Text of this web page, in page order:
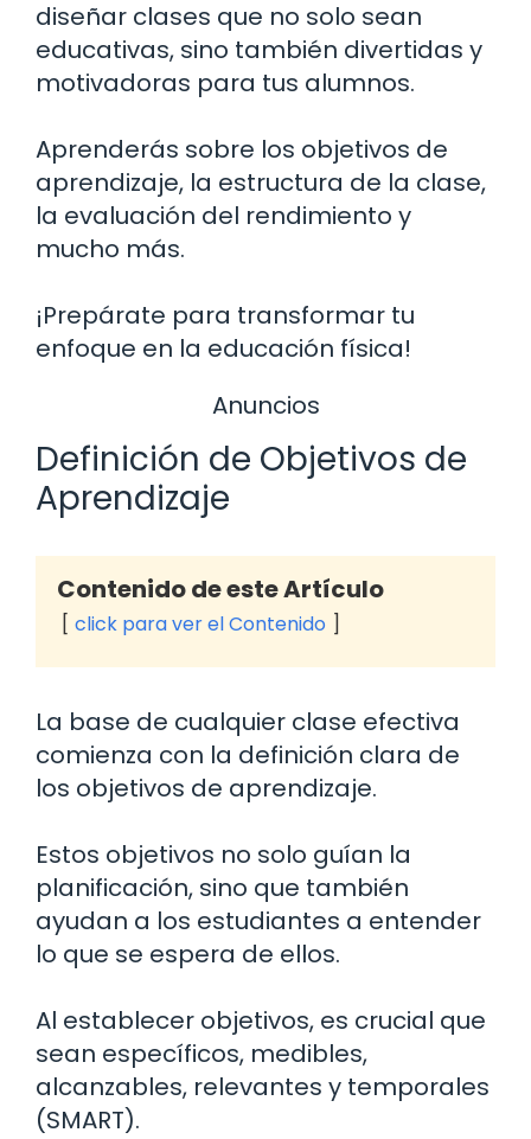
diseñar clases que no solo sean
educativas, sino también divertidas y
motivadoras para tus alumnos.
Aprenderás sobre los objetivos de
aprendizaje, la estructura de la clase,
la evaluación del rendimiento y
mucho más.
¡Prepárate para transformar tu
enfoque en la educación física!
Anuncios
Definición de Objetivos de
Aprendizaje
Contenido de este Artículo
click para ver el Contenido
La base de cualquier clase efectiva
comienza con la definición clara de
los objetivos de aprendizaje.
Estos objetivos no solo guían la
planificación, sino que también
ayudan a los estudiantes a entender
lo que se espera de ellos.
Al establecer objetivos, es crucial que
sean específicos, medibles,
alcanzables, relevantes y temporales
(SMART).